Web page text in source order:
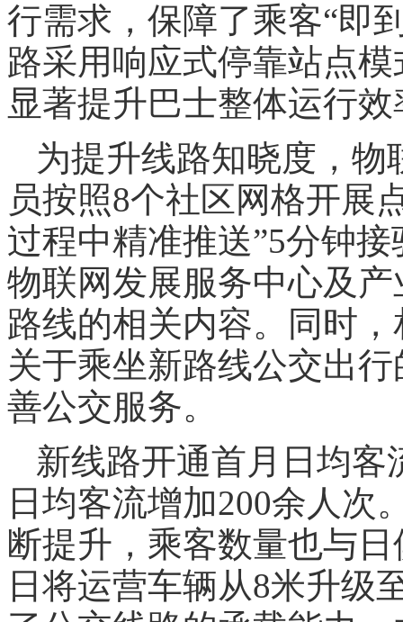
行需求，保障了乘客“即
路采用响应式停靠站点
显著提升巴士整体运行效
为提升线路知晓度，
员按照8个社区网格开展
过程中精准推送”5分钟
物联网发展服务中心及
路线的相关内容。同时
关于乘坐新路线公交出
善公交服务。
新线路开通首月日均客
日均客流增加200余人次
断提升，乘客数量也与
日将运营车辆从8米升级